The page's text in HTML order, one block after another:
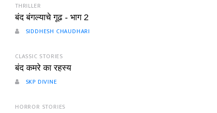
THRILLER
बंद बंगल्याचे गूढ - भाग 2
SIDDHESH CHAUDHARI
CLASSIC STORIES
बंद कमरे का रहस्य
SKP DIVINE
HORROR STORIES